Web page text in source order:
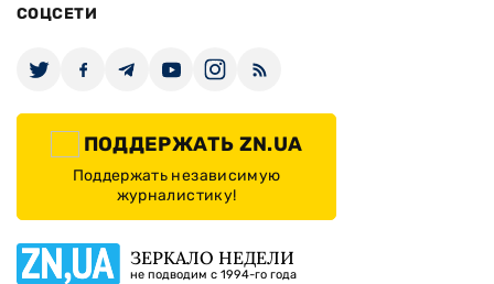
СОЦСЕТИ
ПОДДЕРЖАТЬ ZN.UA
Поддержать независимую
журналистику!
ЗЕРКАЛО НЕДЕЛИ
не подводим с 1994-го года